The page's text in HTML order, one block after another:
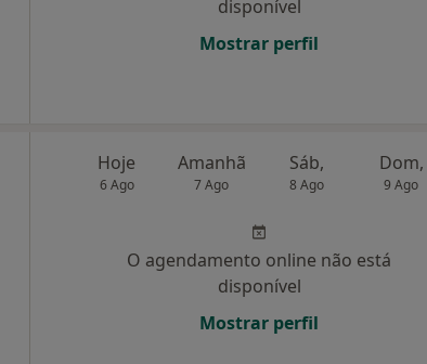
disponível
Mostrar perfil
Hoje
6 Ago
Amanhã
7 Ago
Sáb,
8 Ago
Dom,
9 Ago
O agendamento online não está
disponível
Mostrar perfil